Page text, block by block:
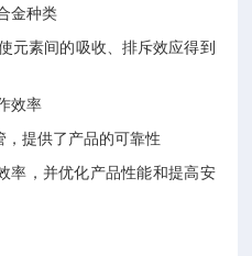
金种类
元素间的吸收、排斥效应得到
效率
，提供了产品的可靠性
率，并优化产品性能和提高安